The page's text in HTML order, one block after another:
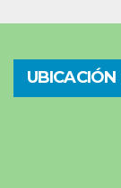
UBICACIÓN